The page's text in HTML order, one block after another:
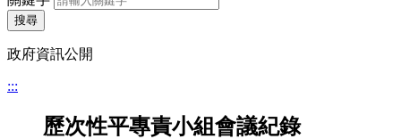
搜尋
政府資訊公開
:::
歷次性平專責小組會議紀錄